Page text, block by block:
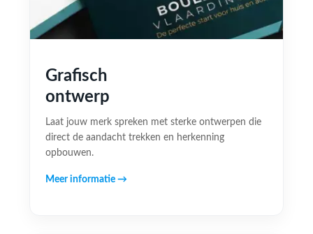
Grafisch
ontwerp
Laat jouw merk spreken met sterke ontwerpen die
direct de aandacht trekken en herkenning
opbouwen.
Meer informatie →